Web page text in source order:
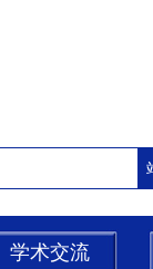
学术交流